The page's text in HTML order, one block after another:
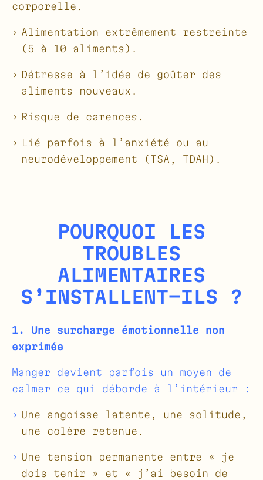
corporelle.
Alimentation extrêmement restreinte
(5 à 10 aliments).
Détresse à l’idée de goûter des
aliments nouveaux.
Risque de carences.
Lié parfois à l’anxiété ou au
neurodéveloppement (TSA, TDAH).
POURQUOI LES
TROUBLES
ALIMENTAIRES
S’INSTALLENT-ILS ?
1. Une surcharge émotionnelle non
exprimée
Manger devient parfois un moyen de
calmer ce qui déborde à l’intérieur :
Une angoisse latente, une solitude,
une colère retenue.
Une tension permanente entre « je
dois tenir » et « j’ai besoin de